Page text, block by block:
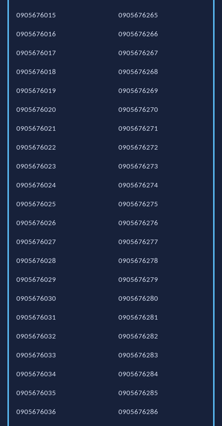
0905676015
0905676016
0905676017
0905676018
0905676019
0905676020
0905676021
0905676022
0905676023
0905676024
0905676025
0905676026
0905676027
0905676028
0905676029
0905676030
0905676031
0905676032
0905676033
0905676034
0905676035
0905676036
0905676265
0905676266
0905676267
0905676268
0905676269
0905676270
0905676271
0905676272
0905676273
0905676274
0905676275
0905676276
0905676277
0905676278
0905676279
0905676280
0905676281
0905676282
0905676283
0905676284
0905676285
0905676286